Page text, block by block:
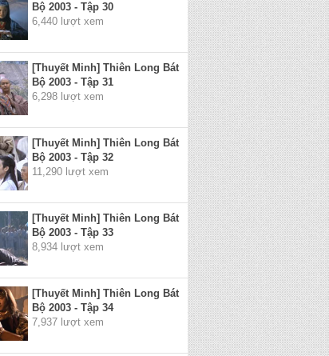
Bộ 2003 - Tập 30
6,440 lượt xem
[Thuyết Minh] Thiên Long Bát
Bộ 2003 - Tập 31
6,298 lượt xem
[Thuyết Minh] Thiên Long Bát
Bộ 2003 - Tập 32
11,290 lượt xem
[Thuyết Minh] Thiên Long Bát
Bộ 2003 - Tập 33
8,934 lượt xem
[Thuyết Minh] Thiên Long Bát
Bộ 2003 - Tập 34
7,937 lượt xem